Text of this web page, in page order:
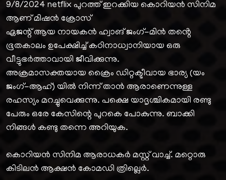
9/8/2024 netflix പുറത്ത് ഇറക്കിയ കൊറിയൻ സിനിമ
ആണ് മിഷൻ ക്രോസ്
ഏജന്റ് ആയ നായകൻ ഹ്വാങ് ജംഗ്-മിൻ തൻ്റെ
ഭൂതകാലം ഉപേക്ഷിച്ച് കഠിനാധ്വാനിയായ ഒരു
വീട്ടുഭർത്താവായി ജീവിക്കുന്നു.
അക്രമാസക്തയായ ക്രൈം ഡിറ്റക്ടീവായ ഭാര്യ (യം
ജംഗ്-ആഹ്) യിൽ നിന്ന് താൻ ആരാണെന്നുള്ള
രഹസ്യം മറച്ചുവെക്കുന്നു. പക്ഷെ യാദൃശ്ചികമായി രണ്ടു
പേരും ഒരേ കേസിന്റെ പുറകെ പോകുന്നു. ബാക്കി
നിങ്ങൾ കണ്ടു തന്നെ അറിയുക.
കൊറിയൻ സിനിമ ആരാധകർ മസ്റ്റ് വാച്ച്. മറ്റൊരു
കിടിലൻ ആക്ഷൻ കോമഡി ത്രില്ലെർ.